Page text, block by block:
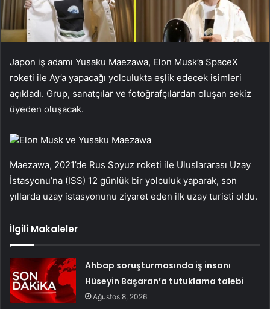
Japon iş adamı Yusaku Maezawa, Elon Musk’a SpaceX
roketi ile Ay’a yapacağı yolculukta eşlik edecek isimleri
açıkladı. Grup, sanatçılar ve fotoğrafçılardan oluşan sekiz
üyeden oluşacak.
Elon Musk ve Yusaku Maezawa
Maezawa, 2021’de Rus Soyuz roketi ile Uluslararası Uzay
İstasyonu’na (ISS) 12 günlük bir yolculuk yaparak, son
yıllarda uzay istasyonunu ziyaret eden ilk uzay turisti oldu.
İlgili Makaleler
Ahbap soruşturmasında iş insanı
Hüseyin Başaran’a tutuklama talebi
Ağustos 8, 2026